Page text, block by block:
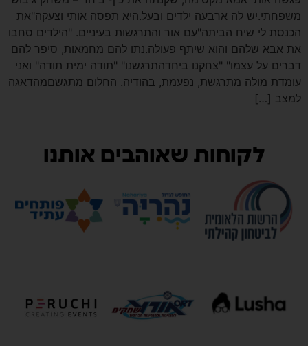
משפחתי.יש לה ארבעה ילדים ובעל.היא תפסה אותי וצעקה"את
הכנסת לי שיח הביתה"עם אור והתרגשות בעיניים. "הילדים סחבו
את אבא שלהם והוא שיתף פעולה.נתו להם מחמאות, סיפר להם
דברים על עצמו" "צחקנו ביחדהתרגשנו" "תודה ימית תודה" ואני
עומדת מולה מתרגשת, נפעמת, בהודיה. החלום מתגשםמהדאגה
למצב […]
לקוחות שאוהבים אותנו